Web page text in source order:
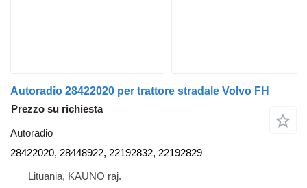
Autoradio 28422020 per trattore stradale Volvo FH
Prezzo su richiesta
Autoradio
28422020, 28448922, 22192832, 22192829
Lituania, KAUNO raj.